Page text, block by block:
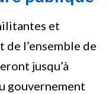
et
l’ensemble de
jusqu’à
gouvernement